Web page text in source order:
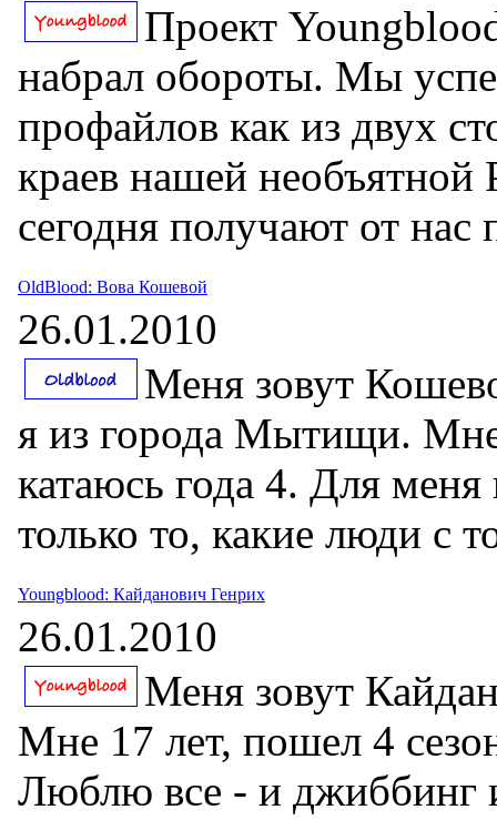
Проект
набрал обороты. Мы
профайлов как из двух
краев нашей
сегодня получают от нас
OldBlood: Вова Кошевой
26.01.2010
Меня зовут
я из города Мытищи.
катаюсь года 4. Для меня
только то, какие люди с
Youngblood: Кайданович Генрих
26.01.2010
Меня зовут
Мне 17 лет, пошел 4
Люблю все - и джиббинг